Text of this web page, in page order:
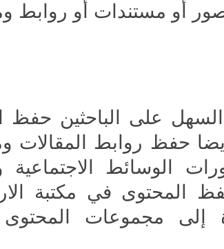
أو مستندات أو روابط
على الباحثين حفظ
حفظ روابط المقالات
الوسائط الاجتماعية
المحتوى في مكتبة
إلى مجموعات